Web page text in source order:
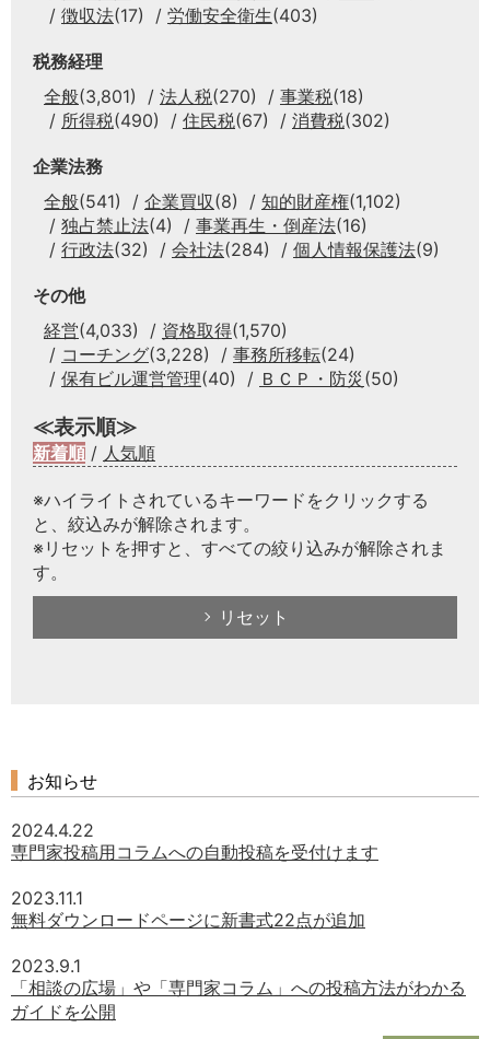
徴収法(17) 労働安全衛生(403)
税務経理
全般(3,801) 法人税(270) 事業税(18)
所得税(490) 住民税(67) 消費税(302)
企業法務
全般(541) 企業買収(8) 知的財産権(1,102)
独占禁止法(4) 事業再生・倒産法(16)
行政法(32) 会社法(284) 個人情報保護法(9)
その他
経営(4,033) 資格取得(1,570)
コーチング(3,228) 事務所移転(24)
保有ビル運営管理(40) ＢＣＰ・防災 (50)
≪表示順≫
新着順 / 人気順
※ハイライトされているキーワードをクリックする
と、絞込みが解除されます。
※リセットを押すと、すべての絞り込みが解除されま
す。
リセット
お知らせ
2024.4.22
専門家投稿用コラムへの自動投稿を受付けます
2023.11.1
無料ダウンロードページに新書式22点が追加
2023.9.1
「相談の広場」や「専門家コラム」への投稿方法がわかる
ガイドを公開